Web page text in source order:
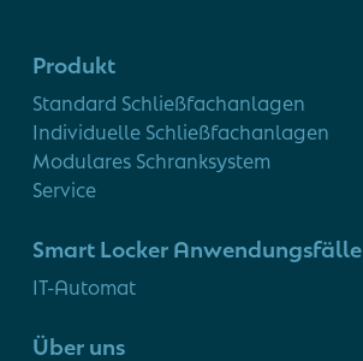
Produkt
Standard Schließfachanlagen
Individuelle Schließfachanlagen
Modulares Schranksystem
Service
Smart Locker Anwendungsfälle
IT-Automat
Über uns